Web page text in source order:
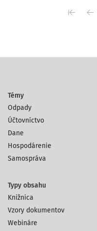
Témy
Odpady
Účtovníctvo
Dane
Hospodárenie
Samospráva
Typy obsahu
Knižnica
Vzory dokumentov
Webináre